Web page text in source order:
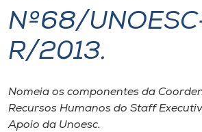
I.nova
Cultura
Nº68/
R/2013.
Nomeia os componentes da
Recursos Humanos do Staff
Apoio da Unoesc.